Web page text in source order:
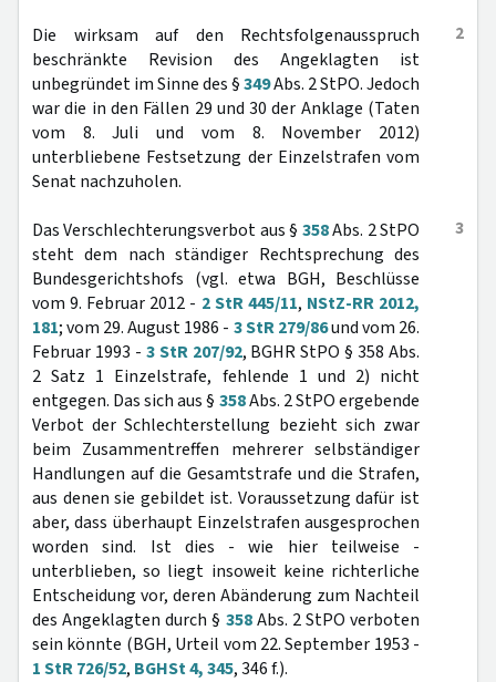
2
Die wirksam auf den Rechtsfolgenausspruch
beschränkte Revision des Angeklagten ist
unbegründet im Sinne des §349Abs. 2 StPO. Jedoch
war die in den Fällen 29 und 30 der Anklage (Taten
vom 8. Juli und vom 8. November 2012)
unterbliebene Festsetzung der Einzelstrafen vom
Senat nachzuholen.
3
Das Verschlechterungsverbot aus § 358Abs. 2 StPO
steht dem nach ständiger Rechtsprechung des
Bundesgerichtshofs (vgl. etwa BGH, Beschlüsse
vom 9. Februar 2012 - 2 StR 445/11, NStZ-RR 2012,
181; vom 29. August 1986 - 3 StR 279/86und vom 26.
Februar 1993 - 3 StR 207/92, BGHR StPO § 358 Abs.
2 Satz 1 Einzelstrafe, fehlende 1 und 2) nicht
entgegen. Das sich aus § 358Abs. 2 StPO ergebende
Verbot der Schlechterstellung bezieht sich zwar
beim Zusammentreffen mehrerer selbständiger
Handlungen auf die Gesamtstrafe und die Strafen,
aus denen sie gebildet ist. Voraussetzung dafür ist
aber, dass überhaupt Einzelstrafen ausgesprochen
worden sind. Ist dies - wie hier teilweise -
unterblieben, so liegt insoweit keine richterliche
Entscheidung vor, deren Abänderung zum Nachteil
des Angeklagten durch § 358Abs. 2 StPO verboten
sein könnte (BGH, Urteil vom 22. September 1953 -
1 StR 726/52, BGHSt 4, 345, 346 f.).